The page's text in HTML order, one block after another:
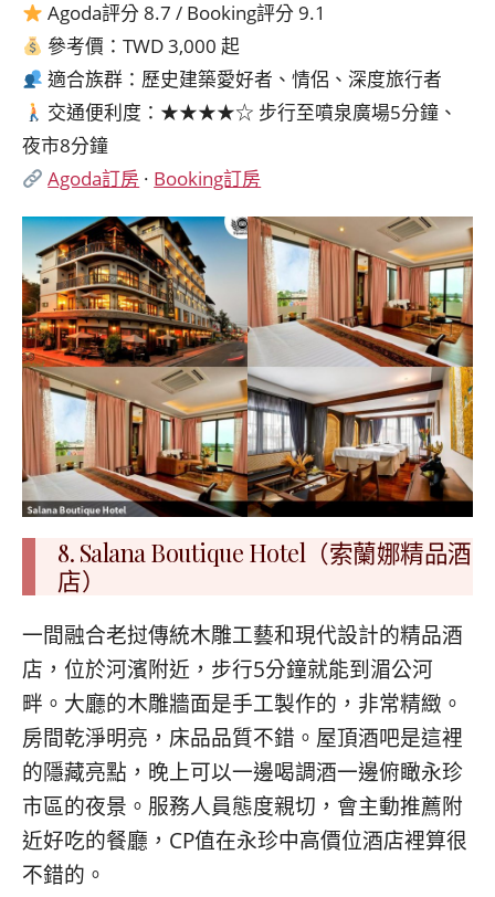
Agoda評分 8.7 / Booking評分 9.1
參考價：TWD 3,000 起
適合族群：歷史建築愛好者、情侶、深度旅行者
交通便利度：★★★★☆ 步行至噴泉廣場5分鐘、
夜市8分鐘
Agoda訂房 · Booking訂房
8. Salana Boutique Hotel（索蘭娜精品酒
店）
一間融合老挝傳統木雕工藝和現代設計的精品酒
店，位於河濱附近，步行5分鐘就能到湄公河
畔。大廳的木雕牆面是手工製作的，非常精緻。
房間乾淨明亮，床品品質不錯。屋頂酒吧是這裡
的隱藏亮點，晚上可以一邊喝調酒一邊俯瞰永珍
市區的夜景。服務人員態度親切，會主動推薦附
近好吃的餐廳，CP值在永珍中高價位酒店裡算很
不錯的。